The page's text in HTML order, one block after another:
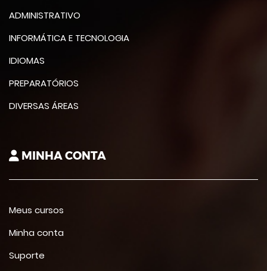
ADMINISTRATIVO
INFORMÁTICA E TECNOLOGIA
IDIOMAS
PREPARATÓRIOS
DIVERSAS ÁREAS
MINHA CONTA
Meus cursos
Minha conta
Suporte